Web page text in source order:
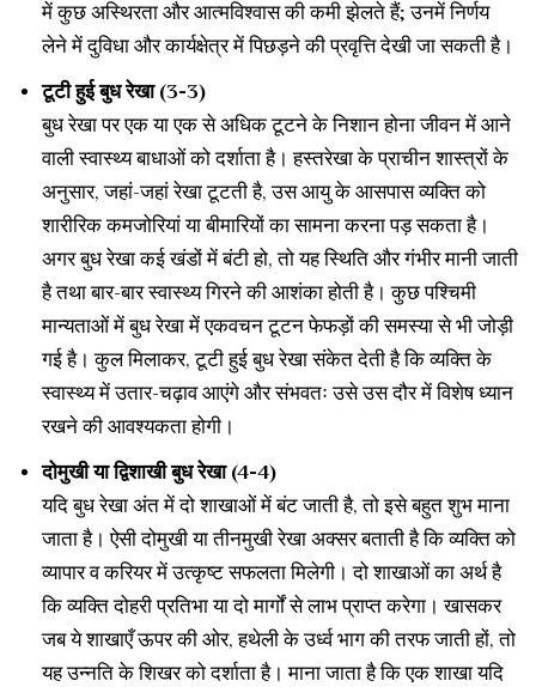
में कुछ अस्थिरता और आत्मविश्वास की कमी झेलते हैं; उनमें निर्णय
लेने में दुविधा और कार्यक्षेत्र में पिछड़ने की प्रवृत्ति देखी जा सकती है।
टूटी हुई बुध रेखा (3-3)
बुध रेखा पर एक या एक से अधिक टूटने के निशान होना जीवन में आने
वाली स्वास्थ्य बाधाओं को दर्शाता है। हस्तरेखा के प्राचीन शास्त्रों के
अनुसार, जहां-जहां रेखा टूटती है, उस आयु के आसपास व्यक्ति को
शारीरिक कमजोरियां या बीमारियों का सामना करना पड़ सकता है।
अगर बुध रेखा कई खंडों में बंटी हो, तो यह स्थिति और गंभीर मानी जाती
है तथा बार-बार स्वास्थ्य गिरने की आशंका होती है। कुछ पश्चिमी
मान्यताओं में बुध रेखा में एकवचन टूटन फेफड़ों की समस्या से भी जोड़ी
गई है। कुल मिलाकर, टूटी हुई बुध रेखा संकेत देती है कि व्यक्ति के
स्वास्थ्य में उतार-चढ़ाव आएंगे और संभवतः उसे उस दौर में विशेष ध्यान
रखने की आवश्यकता होगी।
दोमुखी या द्विशाखी बुध रेखा (4-4)
यदि बुध रेखा अंत में दो शाखाओं में बंट जाती है, तो इसे बहुत शुभ माना
जाता है। ऐसी दोमुखी या तीनमुखी रेखा अक्सर बताती है कि व्यक्ति को
व्यापार व करियर में उत्कृष्ट सफलता मिलेगी। दो शाखाओं का अर्थ है
कि व्यक्ति दोहरी प्रतिभा या दो मार्गों से लाभ प्राप्त करेगा। खासकर
जब ये शाखाएँ ऊपर की ओर, हथेली के उर्ध्व भाग की तरफ जाती हों, तो
यह उन्नति के शिखर को दर्शाता है। माना जाता है कि एक शाखा यदि